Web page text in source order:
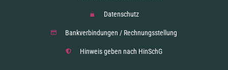
Datenschutz
Bankverbindungen / Rechnungsstellung
Hinweis geben nach HinSchG